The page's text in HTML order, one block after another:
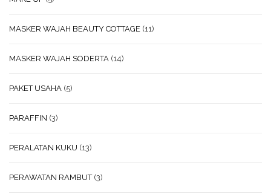
MASKER WAJAH BEAUTY COTTAGE (11)
MASKER WAJAH SODERTA (14)
PAKET USAHA (5)
PARAFFIN (3)
PERALATAN KUKU (13)
PERAWATAN RAMBUT (3)